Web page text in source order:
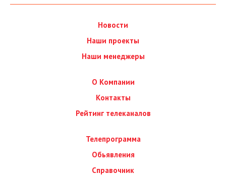
Новости
Наши проекты
Наши менеджеры
О Компании
Контакты
Рейтинг телеканалов
Телепрограмма
Обьявления
Справочник